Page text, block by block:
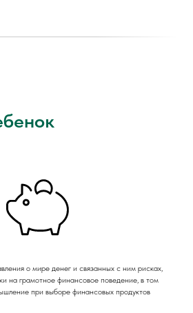
о мире денег и связанных с ним рисках,
на грамотное финансовое поведение, в том
при выборе финансовых продуктов